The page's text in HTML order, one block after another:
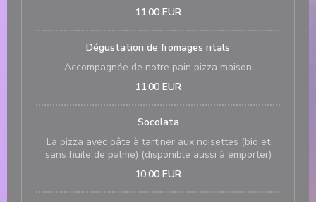
11,00 EUR
Dégustation de fromages ritals
Accompagnée de notre pain pizza maison
11,00 EUR
Socolata
La pizza avec pâte à tartiner aux noisettes (bio et
sans huile de palme) (disponible aussi à emporter)
10,00 EUR